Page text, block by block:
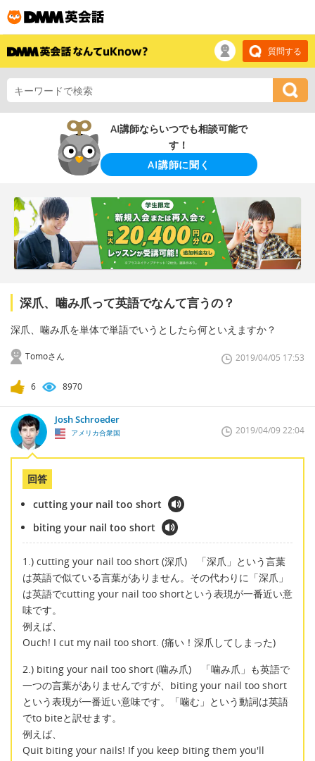
質問する
AI講師ならいつでも相談可能で
す！
AI講師に聞く
深爪、噛み爪って英語でなんて言うの？
深爪、噛み爪を単体で単語でいうとしたら何といえますか？
Tomoさん 2019/04/05 17:53
6 8970
Josh Schroeder
アメリカ合衆国 2019/04/09 22:04
回答
cutting your nail too short
biting your nail too short
1.) cutting your nail too short (深爪) 「深爪」という言葉
は英語で似ている言葉がありません。その代わりに「深爪」
は英語でcutting your nail too shortという表現が一番近い意
味です。
例えば、
Ouch! I cut my nail too short. (痛い！深爪してしまった)
2.) biting your nail too short (噛み爪) 「噛み爪」も英語で
一つの言葉がありませんですが、biting your nail too short
という表現が一番近い意味です。「噛む」という動詞は英語
でto biteと訳せます。
例えば、
Quit biting your nails! If you keep biting them you'll